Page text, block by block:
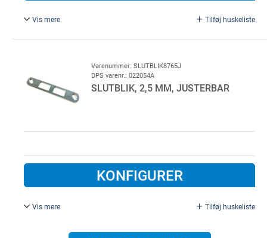
Vis mere Tilføj huskeliste
L = 240 mm.
Varenummer: SLUTBLIK8765J
DPS varenr.: 022054A
SLUTBLIK, 2,5 MM, JUSTERBAR
KONFIGURER
Vis mere Tilføj huskeliste